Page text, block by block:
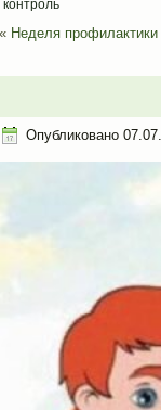
« Неделя профилактики
Опубликовано